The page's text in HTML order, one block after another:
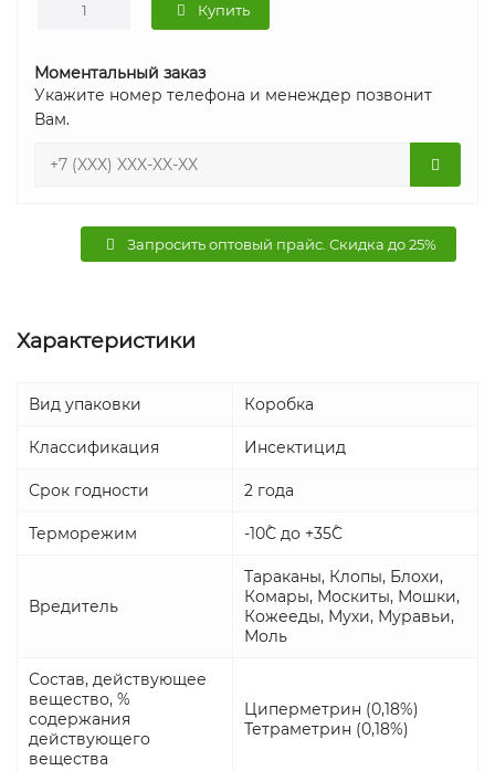
Купить
Моментальный заказ
Укажите номер телефона и менеждер позвонит
Вам.
Запросить оптовый прайс. Скидка до 25%
Характеристики
Вид упаковки Коробка
Классификация Инсектицид
Срок годности 2 года
Терморежим -10˚С до +35˚С
Вредитель
Тараканы, Клопы, Блохи,
Комары, Москиты, Мошки,
Кожееды, Мухи, Муравьи,
Моль
Состав, действующее
вещество, %
содержания
действующего
вещества
Циперметрин (0,18%)
Тетраметрин (0,18%)